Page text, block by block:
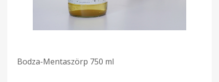
Bodza-Mentaszörp 750 ml